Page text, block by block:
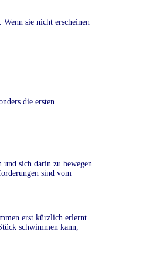
sie nicht erscheinen
die ersten
und sich darin zu bewegen.
sind vom
erst kürzlich erlernt
schwimmen kann,